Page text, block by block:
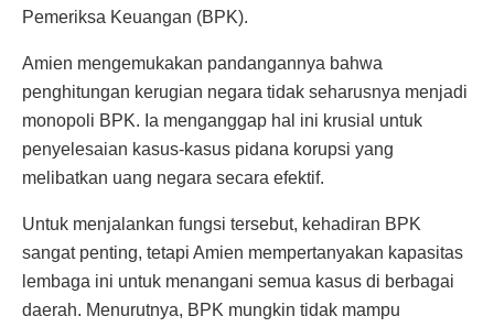
Pemeriksa Keuangan (BPK).
Amien mengemukakan pandangannya bahwa
penghitungan kerugian negara tidak seharusnya menjadi
monopoli BPK. Ia menganggap hal ini krusial untuk
penyelesaian kasus-kasus pidana korupsi yang
melibatkan uang negara secara efektif.
Untuk menjalankan fungsi tersebut, kehadiran BPK
sangat penting, tetapi Amien mempertanyakan kapasitas
lembaga ini untuk menangani semua kasus di berbagai
daerah. Menurutnya, BPK mungkin tidak mampu